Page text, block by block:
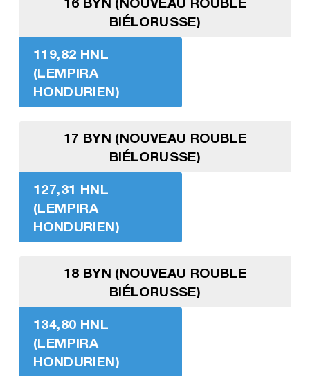
BIÉLORUSSE)
119,82 HNL
(LEMPIRA
HONDURIEN)
17 BYN (NOUVEAU ROUBLE
BIÉLORUSSE)
127,31 HNL
(LEMPIRA
HONDURIEN)
18 BYN (NOUVEAU ROUBLE
BIÉLORUSSE)
134,80 HNL
(LEMPIRA
HONDURIEN)